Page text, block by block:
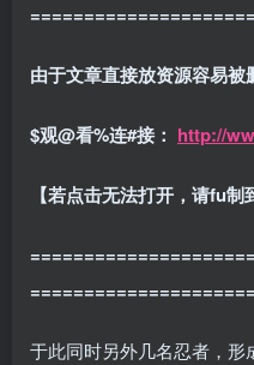
由于文章直接放资源容易
$观@看%连#接： http://
【若点击无法打开，请fu制
于此同时另外几名忍者，形